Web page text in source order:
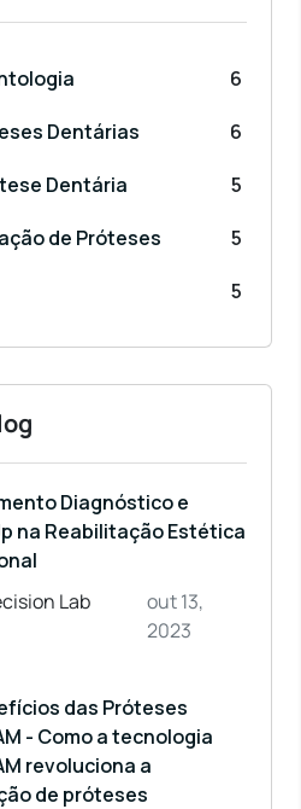
6
Dentárias
6
Dentária
5
de Próteses
5
5
Diagnóstico e
na Reabilitação Estética
Lab
out 13,
2023
das Próteses
- Como a tecnologia
revoluciona a
de próteses